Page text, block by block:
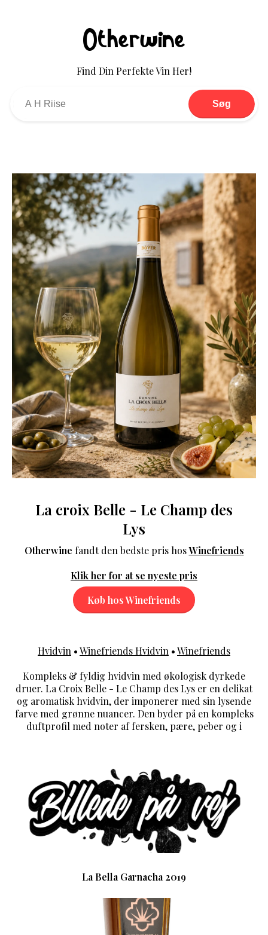
Otherwine
Find Din Perfekte Vin Her!
Søg
La croix Belle - Le Champ des
Lys
Otherwine fandt den bedste pris hosWinefriends
Klik her for at se nyeste pris
Køb hos Winefriends
Hvidvin •Winefriends Hvidvin •Winefriends
Kompleks & fyldig hvidvin med økologisk dyrkede
druer. La Croix Belle - Le Champ des Lys er en delikat
og aromatisk hvidvin, der imponerer med sin lysende
farve med grønne nuancer. Den byder på en kompleks
duftprofil med noter af fersken, pære, peber og i
La Bella Garnacha 2019